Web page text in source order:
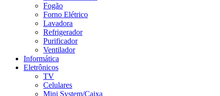
Fogão
Forno Elétrico
Lavadora
Refrigerador
Purificador
Ventilador
Informática
Eletrônicos
TV
Celulares
Mini System/Caixa